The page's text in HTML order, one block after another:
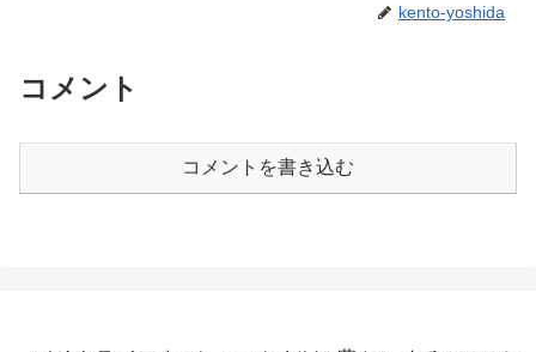
kento-yoshida
コメント
コメントを書き込む